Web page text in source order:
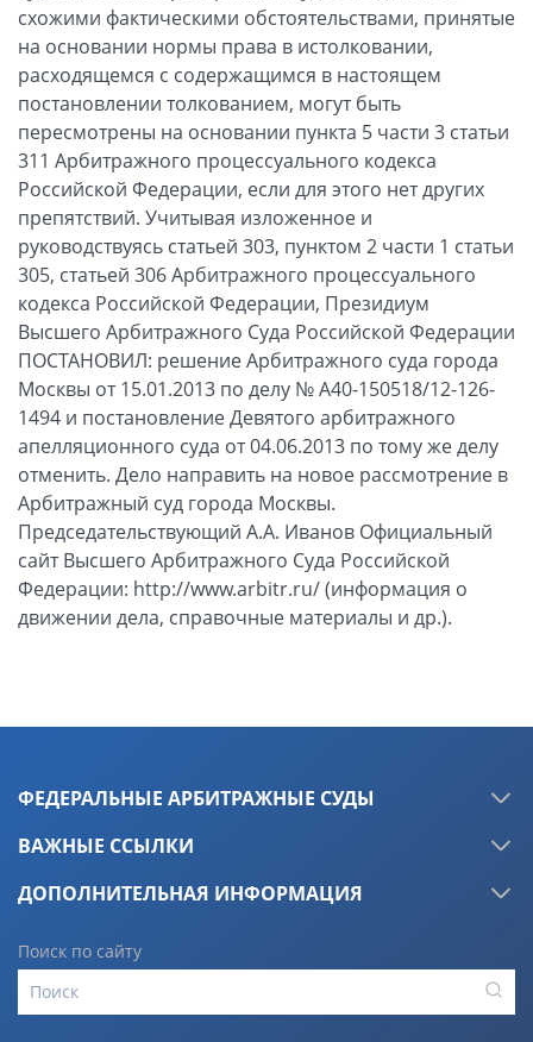
схожими фактическими обстоятельствами, принятые
на основании нормы права в истолковании,
расходящемся с содержащимся в настоящем
постановлении толкованием, могут быть
пересмотрены на основании пункта 5 части 3 статьи
311 Арбитражного процессуального кодекса
Российской Федерации, если для этого нет других
препятствий. Учитывая изложенное и
руководствуясь статьей 303, пунктом 2 части 1 статьи
305, статьей 306 Арбитражного процессуального
кодекса Российской Федерации, Президиум
Высшего Арбитражного Суда Российской Федерации
ПОСТАНОВИЛ: решение Арбитражного суда города
Москвы от 15.01.2013 по делу № А40-150518/12-126-
1494 и постановление Девятого арбитражного
апелляционного суда от 04.06.2013 по тому же делу
отменить. Дело направить на новое рассмотрение в
Арбитражный суд города Москвы.
Председательствующий А.А. Иванов Официальный
сайт Высшего Арбитражного Суда Российской
Федерации: http://www.arbitr.ru/ (информация о
движении дела, справочные материалы и др.).
ФЕДЕРАЛЬНЫЕ АРБИТРАЖНЫЕ СУДЫ
ВАЖНЫЕ ССЫЛКИ
ДОПОЛНИТЕЛЬНАЯ ИНФОРМАЦИЯ
Поиск по сайту